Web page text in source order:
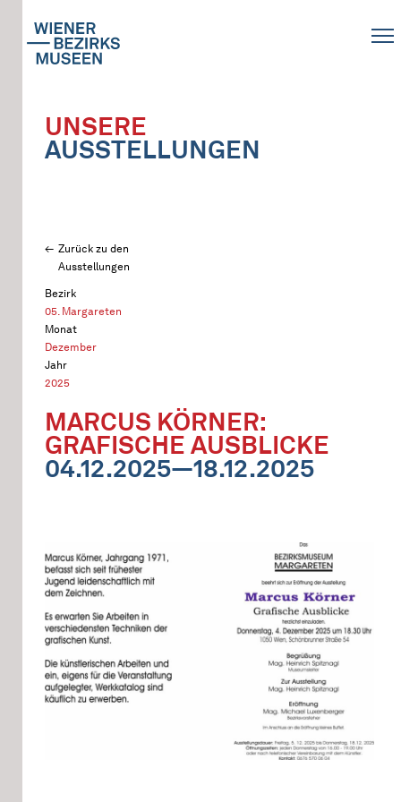
UNSERE
AUSSTELLUNGEN
Zurück zu den
Ausstellungen
Bezirk
05. Margareten
Monat
Dezember
Jahr
2025
MARCUS KÖRNER:
GRAFISCHE AUSBLICKE
04.12.2025—18.12.2025